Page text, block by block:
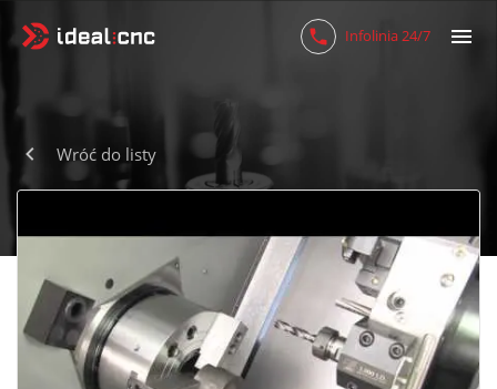
Infolinia 24/7
Wróć do listy